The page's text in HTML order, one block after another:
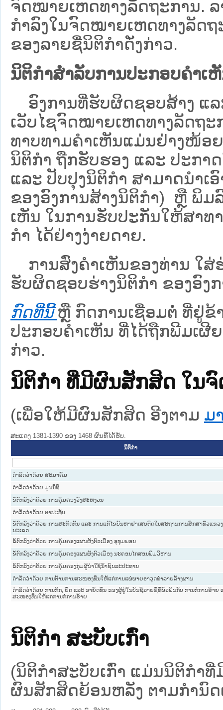
ຈົດໝາຍເຫດທາງລັດຖະການ.
ກຳລົງໃນຈົດໝາຍເຫດທາງລັດ
ຂອງລາຍຊື່ນິຕິກໍາດັ່ງກ່າວ.
ນິຕິກຳສຳລັບການປະກອບຄຳເ
ອົງການທີ່ຮັບຜິດຊອບສ້າງ ແລ
ເວັບ​ໄຊຈົດໝາຍເຫດທາງລັດຖະ
ທາບທາມຄໍາເຫັນແມ່ນຢ່າງໜ້ອ
ນິຕິກໍາ ຖືກຮັບຮອງ ແລະ ປະກາ
ແລະ ປັບປຸງນິຕິກໍາ ສາມາດນຳເ
ຂອງອົງການສ້າງນິຕິກຳ) ຫຼື ພິມ
ເຫັນ ໃນການຮັບປະກັນໃຫ້ສາທ
ກຳ ໄດ້ຢ່າງງ່າຍດາຍ.
ການສົ່ງຄໍາເຫັນຂອງທ່ານ ໃສ່
ຮັບຜິດຊອບຮ່າງນິຕິກຳ ຂອງອົງ
ກົດທີ່ນີ້ ຫຼື ກົດການເຊື່ອມຕໍ່ ທີ່ຢູ່ຂ້
ປະກອບຄຳເຫັນ ທີ່ໄດ້ຖືກພີມເຜີ
ກ່າວ.
ນິຕິກໍາ ທີ່ມີຜົນສັກສິດ ໃນ
(ເພື່ອໃຫ້ມີຜົນສັກສິດ ອີງຕາມ ມ
ສະແດງ 1381-1390 ຂອງ 1468 ຜົນທີ່ໄດ້ຮັບ.
ນິຕິກໍາ
ດຳລັດວ່າດ້ວຍ ສະມາຄົມ
ດຳລັດວ່າດ້ວຍ ມູນນິທິ
ຂໍ້ຕົກລົງວ່າດ້ວຍ ການຄຸ້ມຄອງວັງສະຫງວນ
ດຳລັດວ່າດ້ວຍ ຕາປະທັບ
ຂໍ້ຕົກລົງວ່າດ້ວຍ ການສະກັດກັ້ນ ແລະ ການແກ້ໄຂບັນຫາຢາເສບຕິດໃນສະຖານການສຶກສາທົ່ວແຂວ
ນະເຂດ
ຂໍ້ຕົກລົງວ່າດ້ວຍ ການຄຸ້ມຄອງແຜນຜັງຕົວເມືອງ ອຸທຸມພອນ
ຂໍ້ຕົກລົງວ່າດ້ວຍ ການຄຸ້ມຄອງແຜນຜັງຕົວເມືອງ ນະຄອນໄກສອນພົມວິຫານ
ຂໍ້ຕົກລົງວ່າດ້ວຍ ການຄຸ້ມຄອງກຸ່ມຜູ້ນຳໃຊ້ນ້ຳຊົນລະປະທານ
ດຳລັດວ່າດ້ວຍ ການຕ້ານການສະໜອງທຶນໃຫ້ແກ່ການແຜ່ຜາຍອາວຸດທຳລາຍລ້າງຜານ
ດຳລັດວ່າດ້ວຍ ການກັກ, ຍຶດ ແລະ ອາຍັດທຶນ ຂອງຜູ້ຢູ່ໃນບັນຊີລາຍຊື່ທີ່ພົວພັນກັບ ການກໍ່ການຮ້າຍ
ສະໜອງທຶນໃຫ້ແກ່ການກໍ່ການຮ້າຍ
ນິຕິກໍາ ສະບັບເກົ່າ
(ນິຕິກໍາສະບັບເກົ່າ ແມ່ນນິຕິກໍາ
ຜົນສັກສິດຍ້ອນຫລັງ ຕາມກໍານົດ